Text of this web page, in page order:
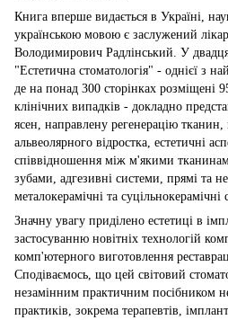
Книга вперше видається в Україні,
українською мовою є заслужений
Володимирович Радлінський. У
"Естетична стоматологія" - однієї з
де на понад 300 сторінках розміщені
клінічних випадків - докладно
ясен, направлену регенерацію тканин,
альвеолярного відростка, естетичні
співвідношення між м'якими
зубами, адгезивні системи, прямі та
металокерамічні та суцільнокерамічні
Значну увагу приділено естетиці в
застосуванню новітніх технологій
комп'ютерного виготовлення
Сподіваємось, що цей світовий
незамінним практичним посібником
практиків, зокрема терапевтів,